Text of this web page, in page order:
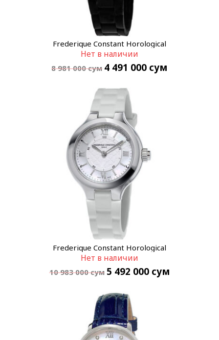
Frederique Constant Horological
Smartwatch FC-281GH3ER6
Нет в наличии
8 981 000сум 4 491 000 сум
Frederique Constant Horological
Smartwatch FC-281WH3ER6
Нет в наличии
10 983 000сум 5 492 000 сум